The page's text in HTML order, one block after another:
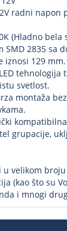
radni napon
(Hladno bela
SMD 2835 sa
iznosi 129 mm.
svetlost.
montaža
grupacije,
u velikom
(kao što su
i mnogi